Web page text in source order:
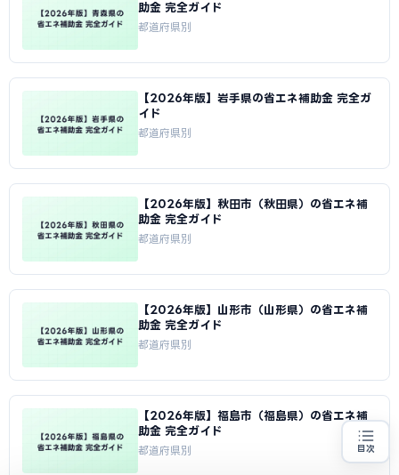
助金 完全ガイド
都道府県別
【2026年版】岩手県の省エネ補助金 完全ガ
イド
都道府県別
【2026年版】秋田市（秋田県）の省エネ補
助金 完全ガイド
都道府県別
【2026年版】山形市（山形県）の省エネ補
助金 完全ガイド
都道府県別
【2026年版】福島市（福島県）の省エネ補
助金 完全ガイド
都道府県別 目次
専門家に無料相談する